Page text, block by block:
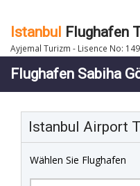
Istanbul Flughafen
Ayjemal Turizm - Lisence No:
Flughafen Sabiha
Istanbul Airport
Wählen Sie Flughafen